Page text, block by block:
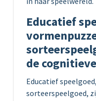
Educatief
de
Educatief
sorteerspeelgoed,